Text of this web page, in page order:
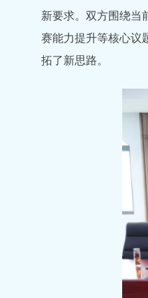
新要求。双方围绕当
赛能力提升等核心议
拓了新思路。